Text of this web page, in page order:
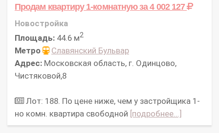
Продам квартиру 1-комнатнуюза 4 002 127
Новостройка
Площадь: 44.6 м2
Метро
Славянский Бульвар
Адрес: Московская область, г. Одинцово,
Чистяковой,8
Лот: 188. По цене ниже, чем у застройщика 1-
но комн. квартира свободной [подробнее...]